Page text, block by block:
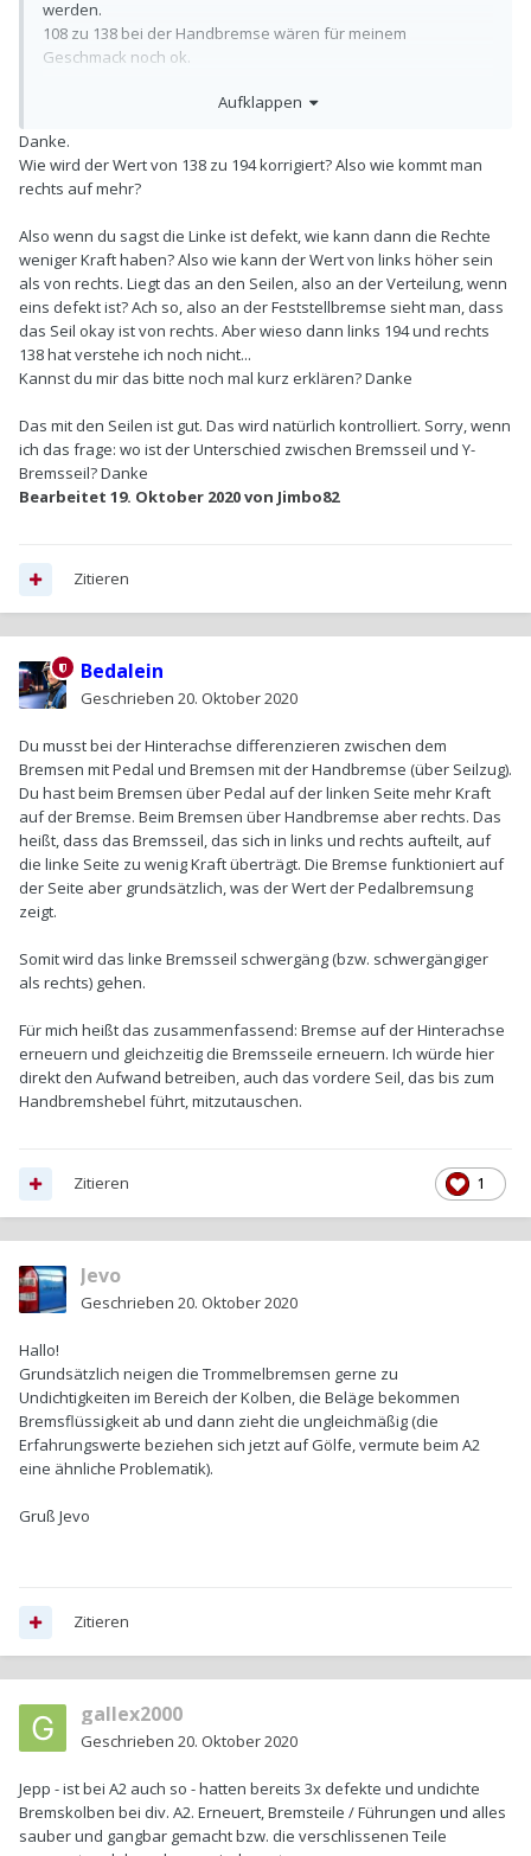
werden.
108 zu 138 bei der Handbremse wären für meinem
Geschmack noch ok.
Grundsätzlich scheint die Bremse zu funktionieren.
erreicht zu werden. Das Seil scheint ok zu sein.
Links wird ein viel geringerer Wert mit der Feststellbremse
erreicht. Hier scheint was mit dem Seil nicht zu stimmen.
Bremsseil prüfen, ob das noch leichtgängig ist. Durch
aufgescheuerte Stellen dringt Wasser/Schmutz ein, und die
Seile rosten/verdrecken und klemmen irgendwann.
Das Y-Bremsseil hat ein Gelenk, was mit der Zeit gerne rostet
und das führt auch zu einer einseitigen Bremswirkung.
Aufklappen
Danke.
Wie wird der Wert von 138 zu 194 korrigiert? Also wie kommt man
rechts auf mehr?
Also wenn du sagst die Linke ist defekt, wie kann dann die Rechte
weniger Kraft haben? Also wie kann der Wert von links höher sein
als von rechts. Liegt das an den Seilen, also an der Verteilung, wenn
eins defekt ist? Ach so, also an der Feststellbremse sieht man, dass
das Seil okay ist von rechts. Aber wieso dann links 194 und rechts
138 hat verstehe ich noch nicht...
Kannst du mir das bitte noch mal kurz erklären? Danke
Das mit den Seilen ist gut. Das wird natürlich kontrolliert. Sorry, wenn
ich das frage: wo ist der Unterschied zwischen Bremsseil und Y-
Bremsseil? Danke
Bearbeitet 19. Oktober 2020von Jimbo82
Zitieren
Bedalein
Geschrieben 20. Oktober 2020
Du musst bei der Hinterachse differenzieren zwischen dem
Bremsen mit Pedal und Bremsen mit der Handbremse (über Seilzug).
Du hast beim Bremsen über Pedal auf der linken Seite mehr Kraft
auf der Bremse. Beim Bremsen über Handbremse aber rechts. Das
heißt, dass das Bremsseil, das sich in links und rechts aufteilt, auf
die linke Seite zu wenig Kraft überträgt. Die Bremse funktioniert auf
der Seite aber grundsätzlich, was der Wert der Pedalbremsung
zeigt.
Somit wird das linke Bremsseil schwergäng (bzw. schwergängiger
als rechts) gehen.
Für mich heißt das zusammenfassend: Bremse auf der Hinterachse
erneuern und gleichzeitig die Bremsseile erneuern. Ich würde hier
direkt den Aufwand betreiben, auch das vordere Seil, das bis zum
Handbremshebel führt, mitzutauschen.
1
Zitieren
Jevo
Geschrieben 20. Oktober 2020
Hallo!
Grundsätzlich neigen die Trommelbremsen gerne zu
Undichtigkeiten im Bereich der Kolben, die Beläge bekommen
Bremsflüssigkeit ab und dann zieht die ungleichmäßig (die
Erfahrungswerte beziehen sich jetzt auf Gölfe, vermute beim A2
eine ähnliche Problematik).
Gruß Jevo
Zitieren
gallex2000
Geschrieben 20. Oktober 2020
Jepp - ist bei A2 auch so - hatten bereits 3x defekte und undichte
Bremskolben bei div. A2. Erneuert, Bremsteile / Führungen und alles
sauber und gangbar gemacht bzw. die verschlissenen Teile